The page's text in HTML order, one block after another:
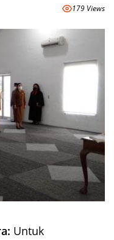
179 Views
Untuk